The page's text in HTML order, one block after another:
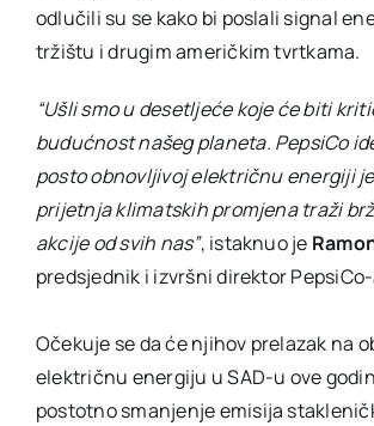
odlučili su se kako bi poslali signal
tržištu i drugim američkim tvrtkama.
“Ušli smo u desetljeće koje će biti
budućnost našeg planeta. PepsiCo
posto obnovljivoj električnu energiji
prijetnja klimatskih promjena traži
akcije od svih nas”, istaknuo je
predsjednik i izvršni direktor
Očekuje se da će njihov prelazak na
električnu energiju u SAD-u ove
postotno smanjenje emisija